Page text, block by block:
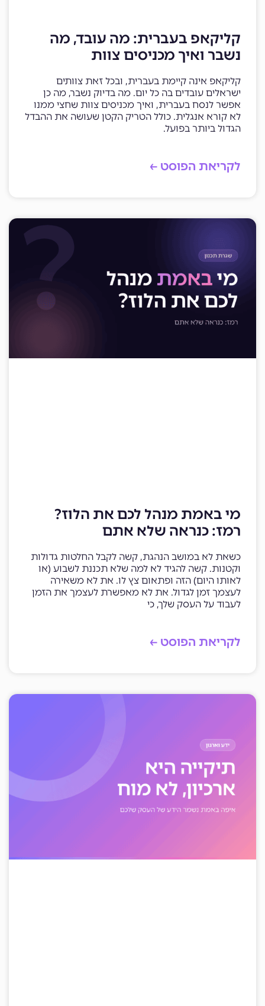
קליקאפ בעברית: מה עובד, מה
נשבר ואיך מכניסים צוות
קליקאפ אינה קיימת בעברית, ובכל זאת צוותים
ישראלים עובדים בה כל יום. מה בדיוק נשבר, מה כן
אפשר לנסח בעברית, ואיך מכניסים צוות שחצי ממנו
לא קורא אנגלית. כולל הטריק הקטן שעושה את ההבדל
הגדול ביותר בפועל.
לקריאת הפוסט ←
מי באמת מנהל לכם את הלוז?
רמז: כנראה שלא אתם
כשאת לא במושב הנהגת, קשה לקבל החלטות גדולות
וקטנות. קשה להגיד לא למה שלא תכננת לשבוע (או
לאותו היום) הזה ופתאום צץ לו. את לא משאירה
לעצמך זמן לגדול. את לא מאפשרת לעצמך את הזמן
לעבוד על העסק שלך, כי
לקריאת הפוסט ←